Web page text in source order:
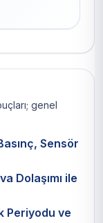
genel
Sensör
Dolaşımı ile
Periyodu ve